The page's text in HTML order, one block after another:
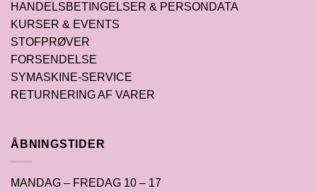
HANDELSBETINGELSER & PERSONDATA
KURSER & EVENTS
STOFPRØVER
FORSENDELSE
SYMASKINE-SERVICE
RETURNERING AF VARER
ÅBNINGSTIDER
MANDAG – FREDAG 10 – 17